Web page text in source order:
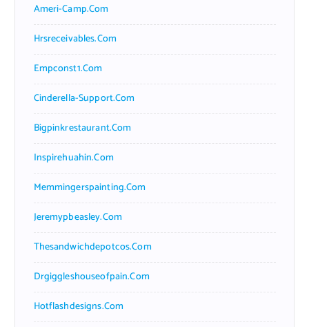
Ameri-Camp.com
Hrsreceivables.com
Empconst1.com
Cinderella-Support.com
Bigpinkrestaurant.com
Inspirehuahin.com
Memmingerspainting.com
Jeremypbeasley.com
Thesandwichdepotcos.com
Drgiggleshouseofpain.com
Hotflashdesigns.com